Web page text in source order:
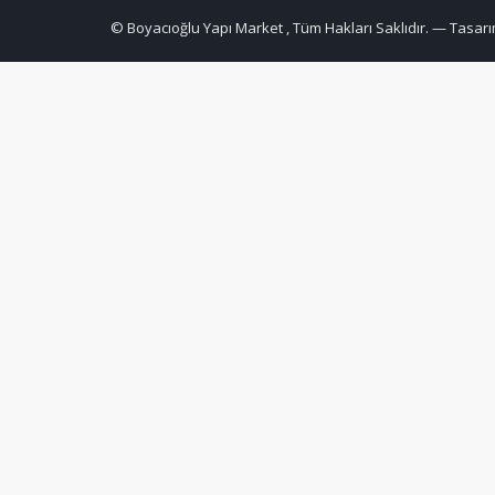
© Boyacıoğlu Yapı Market , Tüm Hakları Saklıdır. —